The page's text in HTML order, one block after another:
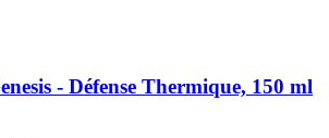
-​ Défense Thermique, 150 ml